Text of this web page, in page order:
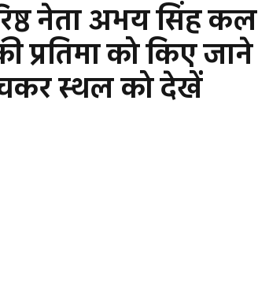
नेता अभय सिंह कल
प्रतिमा को किए जाने
स्थल को देखें